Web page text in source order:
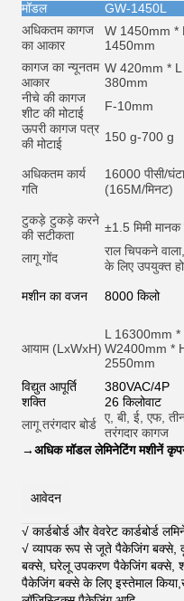
मॉडल GW-1450L
अधिकतम कागज
का आकार
W 1450mm * L
1450mm
कागज का न्यूनतम
आकार
W 420mm * L
380mm
नीचे की कागज
शीट की मोटाई
F-10mm
ऊपरी कागज पत्र
की मोटाई
150 g-700 g
अधिकतम कार्य
गति
16000 पीसी/घंटा
(165M/मिनट)
टुकड़े टुकड़े करने
की सटीकता
±1.5 मिमी मानक
लागू गोंद राल चिपकने
के लिए उपयुक्त
मशीन का वजन 8000 किलो
आयाम (LxWxH)
L 16300mm *
W2400mm *
2550mm
विद्युत आपूर्ति 380VAC/4P
शक्ति
26 किलोवाट
लागू तरंगदार बोर्ड ए, बी, ई, एफ,
तरंगदार कागज
→अधिक मॉडल लेमिनेटिंग मशीनें
आवेदन
√ कार्डबोर्ड और वेवरेट कार्डबोर्ड
√ व्यापक रूप से जूते पैकेजिंग बक्से,
बक्से, घरेलू उपकरण पैकेजिंग बक्से,
पैकेजिंग बक्से के लिए इस्तेमाल